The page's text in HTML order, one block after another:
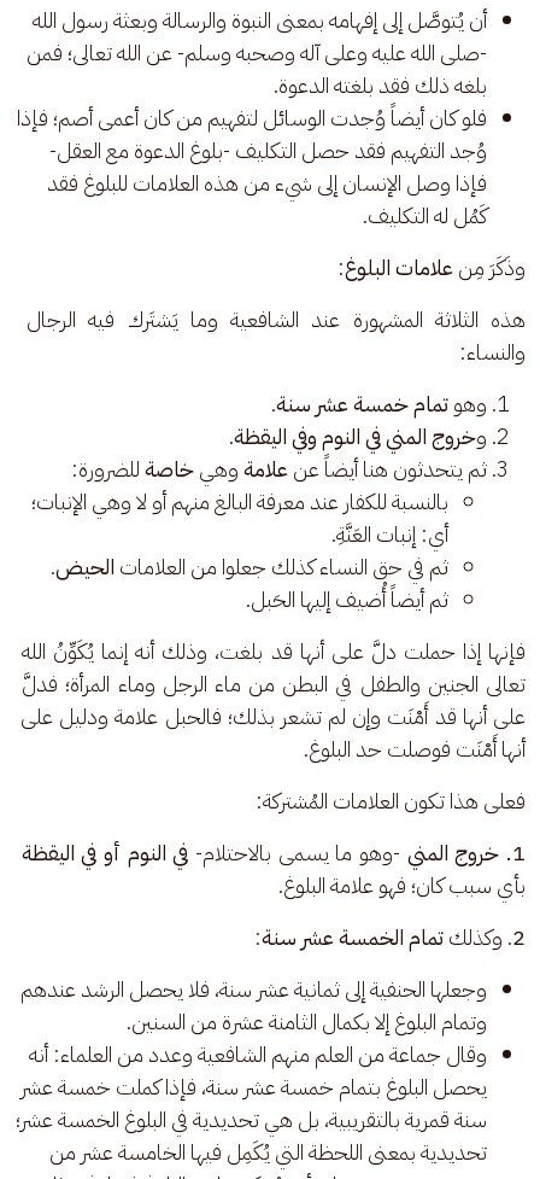
أن يُتوصَّل إلى إفهامه بمعنى النبوة والرسالة وبعثة رسول الله
-صلى الله عليه وعلى آله وصحبه وسلم- عن الله تعالى؛ فمن
بلغه ذلك فقد بلغته الدعوة.
فلو كان أيضاً وُجدت الوسائل لتفهيم من كان أعمى أصم؛ فإذا
وُجد التفهيم فقد حصل التكليف -بلوغ الدعوة مع العقل-
فإذا وصل الإنسان إلى شيء من هذه العلامات للبلوغ فقد
كَمُل له التكليف.
وذَكَرَ مِن علامات البلوغ:
هذه الثلاثة المشهورة عند الشافعية وما يَشتَرك فيه الرجال
والنساء:
وهوتمام خمسة عشر سنة.
وخروج المني في النوم وفي اليقظة.
ثم يتحدثون هنا أيضاً عنعلامةوهيخاصةللضرورة:
بالنسبة للكفار عند معرفة البالغ منهم أو لا وهي الإنبات؛
أي: إنبات العَنَّةِ.
ثم في حق النساء كذلك جعلوا من العلامات الحيض.
ثم أيضاً أُضيف إليها الحَبل.
فإنها إذا حملت دلَّ على أنها قد بلغت، وذلك أنه إنما يُكَوِّنُ الله
تعالى الجنين والطفل في البطن من ماء الرجل وماء المرأة؛ فدلَّ
على أنها قد أَمْنَت وإن لم تشعر بذلك؛ فالحبل علامة ودليل على
أنها أَمْنَت فوصلت حد البلوغ.
فعلى هذا تكون العلامات المُشتركة:
1. خروج المني
-وهو ما يسمى بالاحتلام- في النوم أو في اليقظة
بأي سبب كان؛ فهو علامة البلوغ.
2. وكذلك تمام الخمسة عشر سنة:
وجعلها الحنفية إلى ثمانية عشر سنة، فلا يحصل الرشد عندهم
وتمام البلوغ إلا بكمال الثامنة عشرة من السنين.
وقال جماعة من العلم منهم الشافعية وعدد من العلماء: أنه
يحصل البلوغ بتمام خمسة عشر سنة، فإذا كملت خمسة عشر
سنة قمرية بالتقريبية، بل هي تحديدية في البلوغ الخمسة عشر؛
تحديدية بمعنى اللحظة التي يُكَمِل فيها الخامسة عشر من